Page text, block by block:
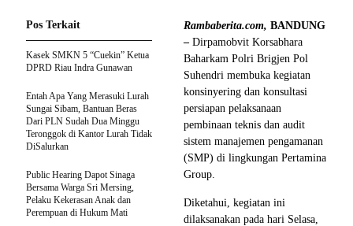
Rambaberita.com, BANDUNG
– Dirpamobvit Korsabhara
Baharkam Polri Brigjen Pol
Suhendri membuka kegiatan
konsinyering dan konsultasi
persiapan pelaksanaan
pembinaan teknis dan audit
sistem manajemen pengamanan
(SMP) di lingkungan Pertamina
Group.
Diketahui, kegiatan ini
dilaksanakan pada hari Selasa,
Pos Terkait
Kasek SMKN 5 “Cuekin” Ketua
DPRD Riau Indra Gunawan
Entah Apa Yang Merasuki Lurah
Sungai Sibam, Bantuan Beras
Dari PLN Sudah Dua Minggu
Teronggok di Kantor Lurah Tidak
DiSalurkan
Public Hearing Dapot Sinaga
Bersama Warga Sri Mersing,
Pelaku Kekerasan Anak dan
Perempuan di Hukum Mati